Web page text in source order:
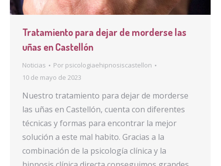
Tratamiento para dejar de morderse las
uñas en Castellón
Noticias Por psicologiaehipnosiscastellon
10 de mayo de 2023
Nuestro tratamiento para dejar de morderse
las uñas en Castellón, cuenta con diferentes
técnicas y formas para encontrar la mejor
solución a este mal habito. Gracias a la
combinación de la psicología clínica y la